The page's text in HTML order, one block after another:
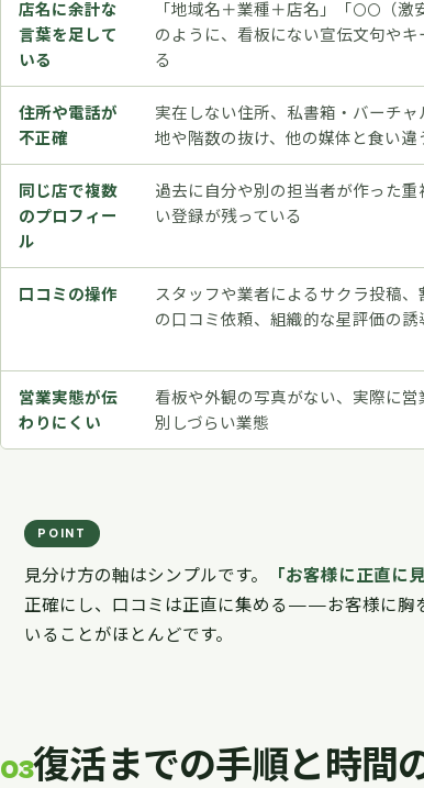
店名に余計な
言葉を足して
いる
「地域名＋業種＋店名」「○○（激
のように、看板にない宣伝文句やキ
る
住所や電話が
不正確
実在しない住所、私書箱・バーチャ
地や階数の抜け、他の媒体と食い違
同じ店で複数
のプロフィー
ル
過去に自分や別の担当者が作った重
い登録が残っている
口コミの操作
スタッフや業者によるサクラ投稿、
の口コミ依頼、組織的な星評価の誘
営業実態が伝
わりにくい
看板や外観の写真がない、実際に営
別しづらい業態
見分け方の軸はシンプルです。 「お客様に正直に
正確にし、口コミは正直に集める——お客様に胸
いることがほとんどです。
03復活までの手順と時間